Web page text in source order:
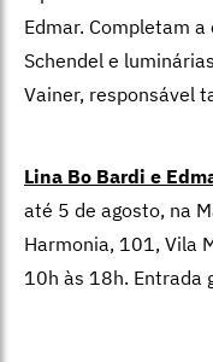
Edmar. Completam
Schendel e
Vainer, responsável
Lina Bo Bardi e
até 5 de agosto, na
Harmonia, 101, Vila
10h às 18h. Entrada